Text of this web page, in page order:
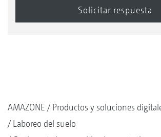
AMAZONE
Productos y soluciones
Laboreo del suelo